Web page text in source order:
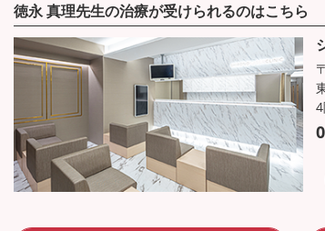
徳永 真理先生の治療が受けられるのはこちら